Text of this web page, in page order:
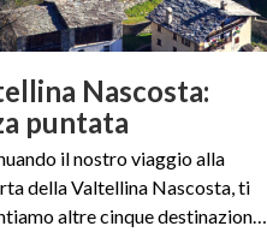
Nascosta:
puntata
il nostro viaggio alla
della Valtellina Nascosta, ti
presentiamo altre cinque destinazioni da non perdere.